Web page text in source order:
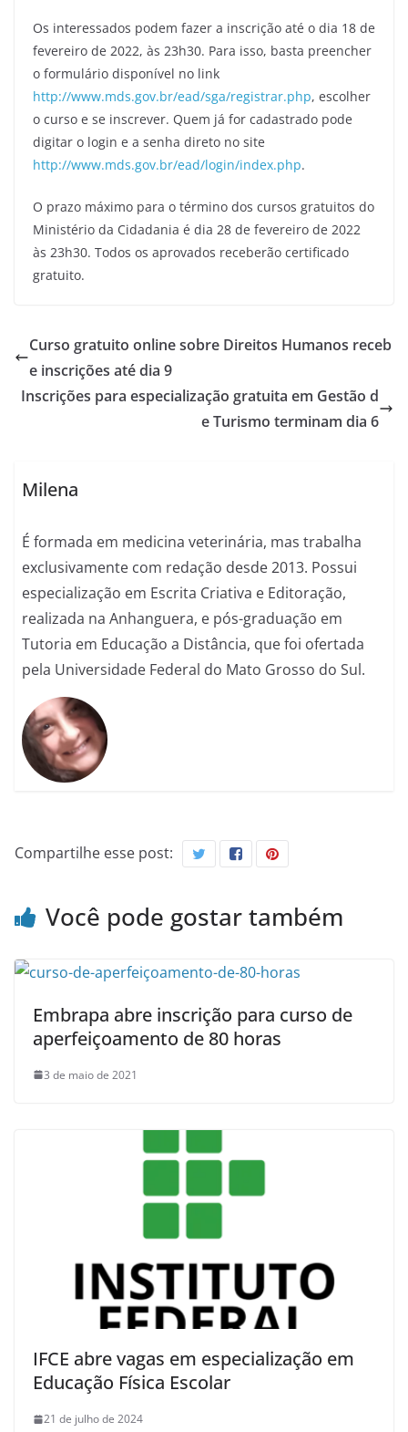
Os interessados podem fazer a inscrição até o dia 18 de
fevereiro de 2022, às 23h30. Para isso, basta preencher
o formulário disponível no link
http://www.mds.gov.br/ead/sga/registrar.php, escolher
o curso e se inscrever. Quem já for cadastrado pode
digitar o login e a senha direto no site
http://www.mds.gov.br/ead/login/index.php.
O prazo máximo para o término dos cursos gratuitos do
Ministério da Cidadania é dia 28 de fevereiro de 2022
às 23h30. Todos os aprovados receberão certificado
gratuito.
Curso gratuito online sobre Direitos Humanos receb
e inscrições até dia 9
Inscrições para especialização gratuita em Gestão d
e Turismo terminam dia 6
Milena
É formada em medicina veterinária, mas trabalha
exclusivamente com redação desde 2013. Possui
especialização em Escrita Criativa e Editoração,
realizada na Anhanguera, e pós-graduação em
Tutoria em Educação a Distância, que foi ofertada
pela Universidade Federal do Mato Grosso do Sul.
Compartilhe esse post:
Você pode gostar também
Embrapa abre inscrição para curso de
aperfeiçoamento de 80 horas
3 de maio de 2021
IFCE abre vagas em especialização em
Educação Física Escolar
21 de julho de 2024